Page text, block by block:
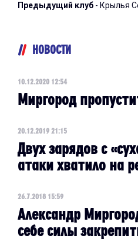
Предыдущий клуб - Крылья
НОВОСТИ
10.12.2020 12:54
Миргород
20.12.2019 21:15
Двух зарядов с
атаки хватило на
26.7.2018 15:59
Александр
себе силы